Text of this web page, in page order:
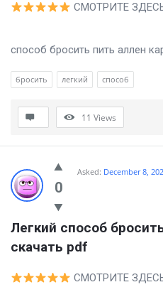
СМОТРИТЕ
Как бросить
способ бросить пить аллен
бросить легкий способ
11 Views
0
Asked: December 8,
Легкий способ
скачать pdf
СМОТРИТЕ